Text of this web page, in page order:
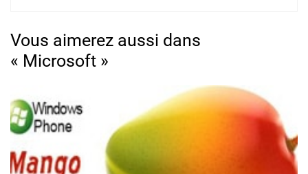
Vous aimerez aussi dans
« Microsoft »